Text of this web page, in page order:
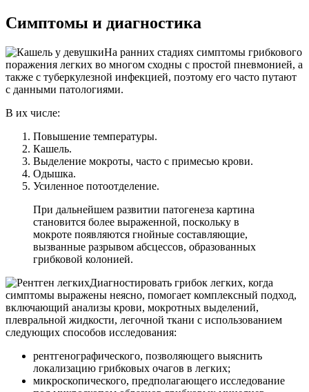
Симптомы и диагностика
На ранних стадиях симптомы грибкового
поражения легких во многом сходны с простой пневмонией, а
также с туберкулезной инфекцией, поэтому его часто путают
с данными патологиями.
В их числе:
Повышение температуры.
Кашель.
Выделение мокроты, часто с примесью крови.
Одышка.
Усиленное потоотделение.
При дальнейшем развитии патогенеза картина
становится более выраженной, поскольку в
мокроте появляются гнойные составляющие,
вызванные разрывом абсцессов, образованных
грибковой колонией.
Диагностировать грибок легких, когда
симптомы выражены неясно, помогает комплексный подход,
включающий анализы крови, мокротных выделений,
плевральной жидкости, легочной ткани с использованием
следующих способов исследования:
рентгенографического, позволяющего выяснить
локализацию грибковых очагов в легких;
микроскопического, предполагающего исследование